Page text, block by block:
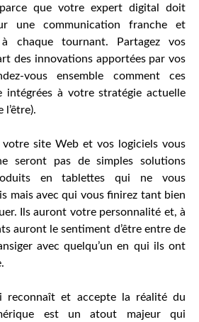
que votre expert digital doit
une communication franche et
chaque tournant. Partagez vos
des innovations apportées par vos
vous ensemble comment ces
intégrées à votre stratégie actuelle
site Web et vos logiciels vous
seront pas de simples solutions
en tablettes qui ne vous
mais avec qui vous finirez tant bien
Ils auront votre personnalité et, à
auront le sentiment d’être entre de
avec quelqu’un en qui ils ont
reconnaît et accepte la réalité du
est un atout majeur qui